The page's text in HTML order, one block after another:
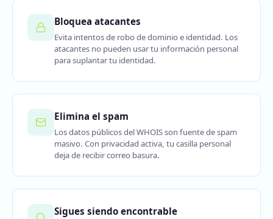
Bloquea atacantes
Evita intentos de robo de dominio e identidad. Los
atacantes no pueden usar tu información personal
para suplantar tu identidad.
Elimina el spam
Los datos públicos del WHOIS son fuente de spam
masivo. Con privacidad activa, tu casilla personal
deja de recibir correo basura.
Sigues siendo encontrable